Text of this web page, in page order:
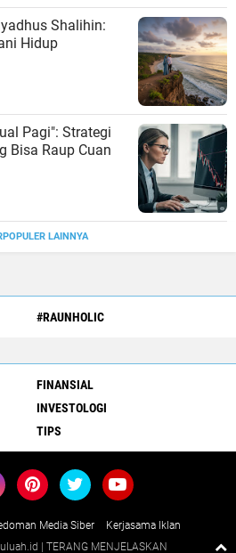
Shalihin:
Hidup
Pagi": Strategi
Bisa Raup Cuan
LAINNYA
#RAUNHOLIC
FINANSIAL
INVESTOLOGI
TIPS
Media Siber
Kerjasama Iklan
| TERANG MENJELASKAN